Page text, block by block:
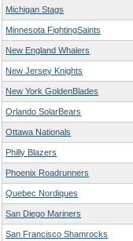
Michigan Stags
Minnesota FightingSaints
New England Whalers
New Jersey Knights
New York GoldenBlades
Orlando SolarBears
Ottawa Nationals
Philly Blazers
Phoenix Roadrunners
Quebec Nordiques
San Diego Mariners
San Francisco Shamrocks